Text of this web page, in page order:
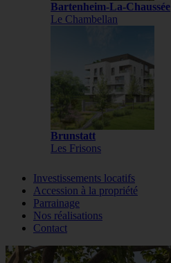
Bartenheim-La-Chaussée
Le Chambellan
Brunstatt
Les Frisons
Investissements locatifs
Accession à la propriété
Parrainage
Nos réalisations
Contact